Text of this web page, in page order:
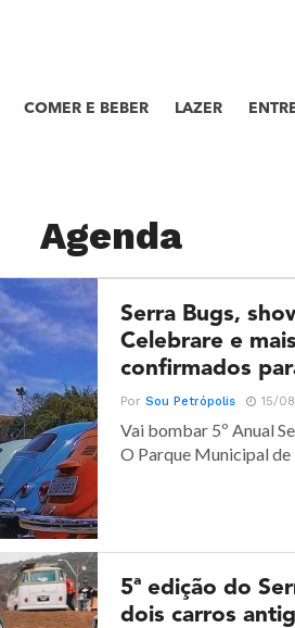
COMER E BEBER LAZER
Agenda
Serra Bugs,
Celebrare e
confirmados
PorSou Petrópolis 15/
Vai bombar 5º Anual
O Parque Municipal de
5ª edição do
dois carros